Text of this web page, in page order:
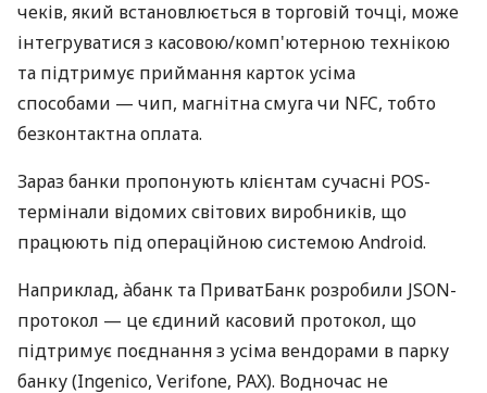
чеків, який встановлюється в торговій точці, може
інтегруватися з касовою/комп'ютерною технікою
та підтримує приймання карток усіма
способами — чип, магнітна смуга чи NFC, тобто
безконтактна оплата.
Зараз банки пропонують клієнтам сучасні POS-
термінали відомих світових виробників, що
працюють під операційною системою Android.
Наприклад, àбанк та ПриватБанк розробили JSON-
протокол — це єдиний касовий протокол, що
підтримує поєднання з усіма вендорами в парку
банку (Ingenico, Verifone, PAX). Водночас не